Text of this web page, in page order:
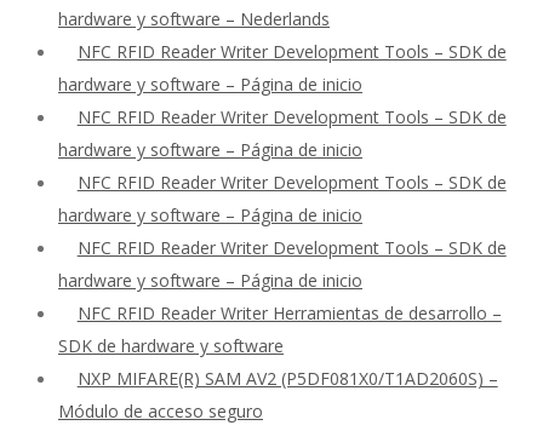
hardware y software – Nederlands
NFC RFID Reader Writer Development Tools – SDK de
hardware y software – Página de inicio
NFC RFID Reader Writer Development Tools – SDK de
hardware y software – Página de inicio
NFC RFID Reader Writer Development Tools – SDK de
hardware y software – Página de inicio
NFC RFID Reader Writer Development Tools – SDK de
hardware y software – Página de inicio
NFC RFID Reader Writer Herramientas de desarrollo –
SDK de hardware y software
NXP MIFARE(R) SAM AV2 (P5DF081X0/T1AD2060S) –
Módulo de acceso seguro